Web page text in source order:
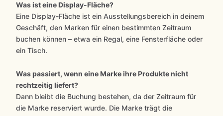
Was ist eine Display-Fläche?
Eine Display-Fläche ist ein Ausstellungsbereich in deinem
Geschäft, den Marken für einen bestimmten Zeitraum
buchen können – etwa ein Regal, eine Fensterfläche oder
ein Tisch.
Was passiert, wenn eine Marke ihre Produkte nicht
rechtzeitig liefert?
Dann bleibt die Buchung bestehen, da der Zeitraum für
die Marke reserviert wurde. Die Marke trägt die